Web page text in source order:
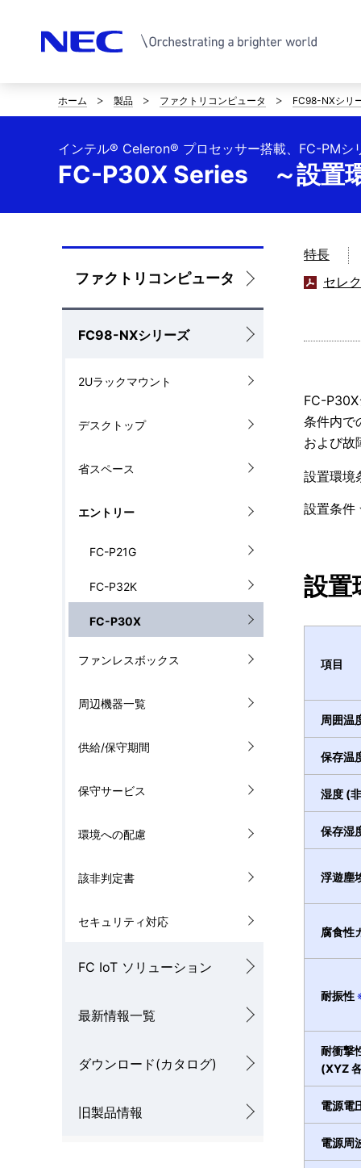
サ
イ
ト
。
ホーム 製品 ファクトリコンピュータ FC98-NXシリ
FC-P30X Series ～設置
インテル® Celeron® プロセッサー搭載、FC-PMシ
ロ
ー
カ
ル
ビ
ゲ
ファクトリコンピュータ
FC98-NXシリーズ
2Uラックマウント
デスクトップ
省スペース
エントリー
FC-P21G
FC-P32K
FC-P30X
ファンレスボックス
周辺機器一覧
供給/保守期間
保守サービス
環境への配慮
該非判定書
セキュリティ対応
FC IoT ソリューション
最新情報一覧
ダウンロード(カタログ)
旧製品情報
特長
セレ
FC-
条件内で
および故
設置環境
設置条件
設置
項目
周囲温
保存温
湿度 (
保存湿
浮遊塵
腐食性
耐振性
耐衝撃
(XYZ
電源電
電源周